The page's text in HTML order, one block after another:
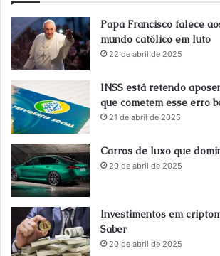
Papa Francisco falece
mundo católico em luto
22 de abril de 2025
INSS está retendo
que cometem esse erro
21 de abril de 2025
Carros de luxo que
20 de abril de 2025
Investimentos em
Saber
20 de abril de 2025